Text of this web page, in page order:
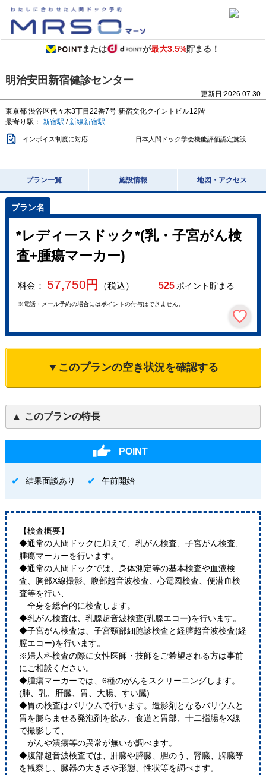
または が最大3.5%貯まる！
明治安田新宿健診センター
更新日:2026.07.30
東京都 渋谷区代々木3丁目22番7号 新宿文化クイントビル12階
最寄り駅： 新宿駅 /新線新宿駅
インボイス制度に対応 日本人間ドック学会機能評価認定施設
プラン一覧 施設情報 地図・アクセス
*レディースドック*(乳・子宮がん検
査+腫瘍マーカー)
料金： 57,750円 （税込） 525ポイント貯まる
※電話・メール予約の場合にはポイントの付与はできません。
▼このプランの空き状況を確認する
このプランの特長
POINT
結果面談あり 午前開始
【検査概要】
◆通常の人間ドックに加えて、乳がん検査、子宮がん検査、
腫瘍マーカーを行います。
◆通常の人間ドックでは、身体測定等の基本検査や血液検
査、胸部X線撮影、腹部超音波検査、心電図検査、便潜血検
査等を行い、
全身を総合的に検査します。
◆乳がん検査は、乳腺超音波検査(乳腺エコー)を行います。
◆子宮がん検査は、子宮頸部細胞診検査と経膣超音波検査(経
膣エコー)を行います。
※婦人科検査の際に女性医師・技師をご希望される方は事前
にご相談ください。
◆腫瘍マーカーでは、6種のがんをスクリーニングします。
(肺、乳、肝臓、胃、大腸、すい臓)
◆胃の検査はバリウムで行います。造影剤となるバリウムと
胃を膨らませる発泡剤を飲み、食道と胃部、十二指腸をX線
で撮影して、
がんや潰瘍等の異常が無いか調べます。
◆腹部超音波検査では、肝臓や膵臓、胆のう、腎臓、脾臓等
を観察し、臓器の大きさや形態、性状等を調べます。